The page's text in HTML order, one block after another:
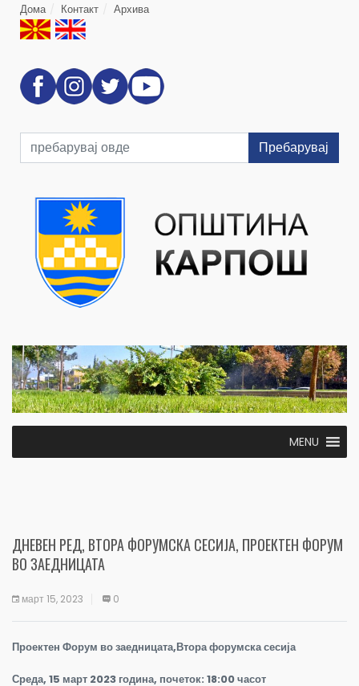
Дома Контакт Архива
Пребарувај
MENU
ДНЕВЕН РЕД, ВТОРА ФОРУМСКА СЕСИЈА, ПРОЕКТЕН ФОРУМ
ВО ЗАЕДНИЦАТА
март 15, 2023 0
Проектен Форум во заедницата,Втора форумска сесија
Среда, 15 март 2023 година, почеток: 18:00 часот